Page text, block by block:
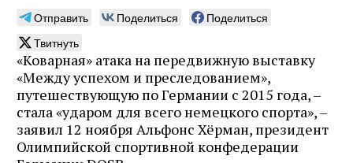
Отправить Поделиться
Поделиться
Твитнуть
«Коварная» атака на передвижную выставку
«Между успехом и преследованием»,
путешествующую по Германии с 2015 года, –
стала «ударом для всего немецкого спорта», –
заявил 12 ноября Альфонс Хёрман, президент
Олимпийской спортивной конфедерации